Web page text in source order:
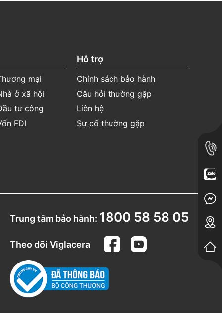
mại
ở xã hội
tư công
FDI
Hỗ trợ
Chính sách bảo hành
Câu hỏi thường gặp
Liên hệ
Sự cố thường gặp
Trung tâm bảo hành: 1800 58 58 05
Theo dõi Viglacera